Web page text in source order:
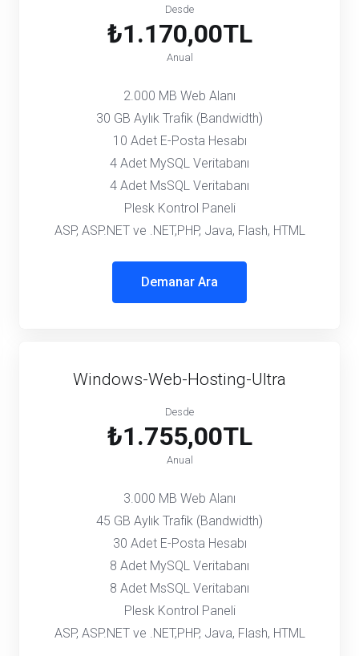
Desde
₺1.170,00TL
Anual
2.000 MB Web Alanı
30 GB Aylık Trafik (Bandwidth)
10 Adet E-Posta Hesabı
4 Adet MySQL Veritabanı
4 Adet MsSQL Veritabanı
Plesk Kontrol Paneli
ASP, ASP.NET ve .NET,PHP, Java, Flash, HTML
Demanar Ara
Windows-Web-Hosting-Ultra
Desde
₺1.755,00TL
Anual
3.000 MB Web Alanı
45 GB Aylık Trafik (Bandwidth)
30 Adet E-Posta Hesabı
8 Adet MySQL Veritabanı
8 Adet MsSQL Veritabanı
Plesk Kontrol Paneli
ASP, ASP.NET ve .NET,PHP, Java, Flash, HTML